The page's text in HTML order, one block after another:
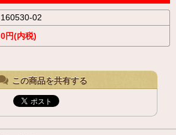
160530-02
0円(内税)
この商品を共有する